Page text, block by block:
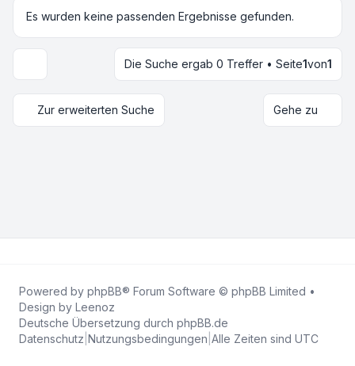
Es wurden keine passenden Ergebnisse gefunden.
Anzeige- und Sortierungs-Einstellungen
Die Suche ergab 0 Treffer • Seite1von1
Zur erweiterten Suche Gehe zu
Powered by phpBB® Forum Software © phpBB Limited •
Design by Leenoz
Deutsche Übersetzung durch phpBB.de
Datenschutz Nutzungsbedingungen Alle Zeiten sind UTC